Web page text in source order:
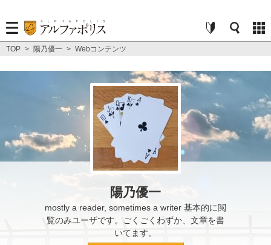
TOP > 陽乃優一 > Webコンテンツ
陽乃優一
mostly a reader, sometimes a writer 基本的に閲
覧のみユーザです。ごくごくわずか、文章を書
いてます。